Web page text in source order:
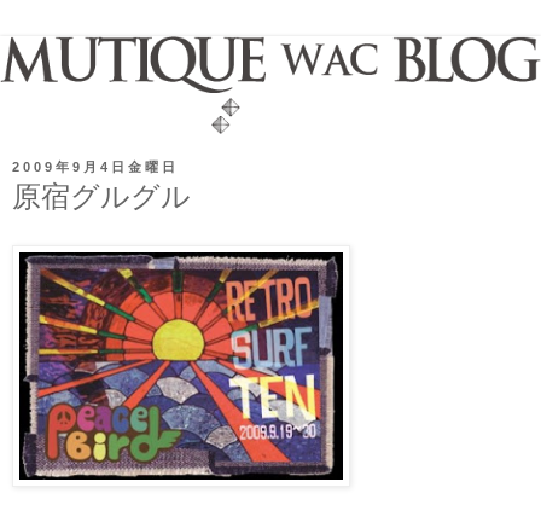
2009年9月4日金曜日
原宿グルグル